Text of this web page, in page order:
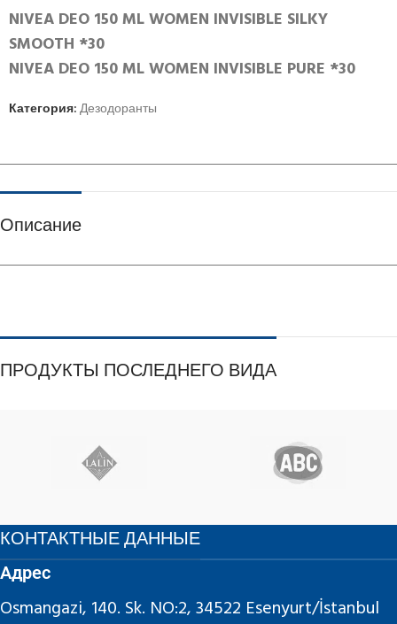
NIVEA DEO 150 ML WOMEN INVISIBLE SILKY
SMOOTH *30
NIVEA DEO 150 ML WOMEN INVISIBLE PURE *30
Категория:Дезодоранты
Описание
ПРОДУКТЫ ПОСЛЕДНЕГО ВИДА
КОНТАКТНЫЕ ДАННЫЕ
Адрес
Osmangazi, 140. Sk. NO:2, 34522 Esenyurt/İstanbul